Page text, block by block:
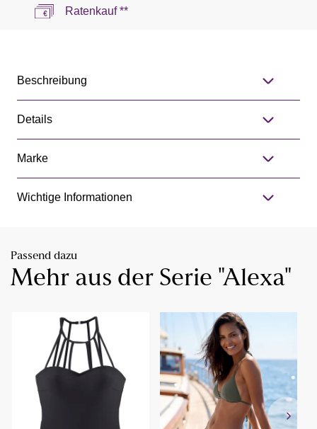
Ratenkauf **
Beschreibung
Details
Marke
Wichtige Informationen
Passend dazu
Mehr aus der Serie "Alexa"